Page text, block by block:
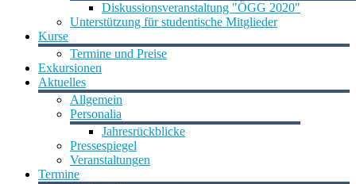
Diskussionsveranstaltung "ÖGG 2020"
Unterstützung für studentische Mitglieder
Kurse
Termine und Preise
Exkursionen
Aktuelles
Allgemein
Personalia
Jahresrückblicke
Pressespiegel
Veranstaltungen
Termine